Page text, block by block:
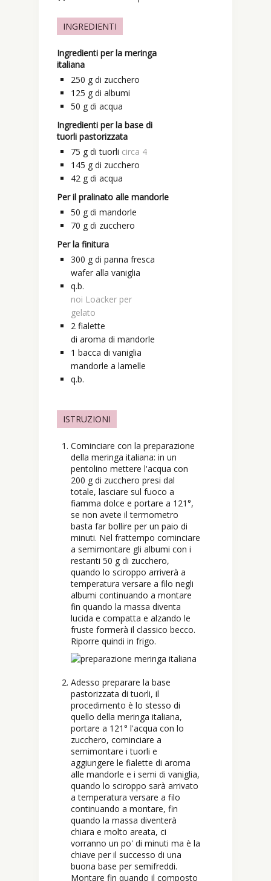
INGREDIENTI
Ingredienti per la meringa
italiana
250 g di zucchero
125 g di albumi
50 g di acqua
Ingredienti per la base di
tuorli pastorizzata
75 g di tuorli circa 4
145 g di zucchero
42 g di acqua
Per il pralinato alle mandorle
50 g di mandorle
70 g di zucchero
Per la finitura
300 g di panna fresca
wafer alla vaniglia
q.b.
noi Loacker per
gelato
2 fialette
di aroma di mandorle
1 bacca di vaniglia
mandorle a lamelle
q.b.
ISTRUZIONI
Cominciare con la preparazione
della meringa italiana: in un
pentolino mettere l'acqua con
200 g di zucchero presi dal
totale, lasciare sul fuoco a
fiamma dolce e portare a 121°,
se non avete il termometro
basta far bollire per un paio di
minuti. Nel frattempo cominciare
a semimontare gli albumi con i
restanti 50 g di zucchero,
quando lo sciroppo arriverà a
temperatura versare a filo negli
albumi continuando a montare
fin quando la massa diventa
lucida e compatta e alzando le
fruste formerà il classico becco.
Riporre quindi in frigo.
Adesso preparare la base
pastorizzata di tuorli, il
procedimento è lo stesso di
quello della meringa italiana,
portare a 121° l'acqua con lo
zucchero, cominciare a
semimontare i tuorli e
aggiungere le fialette di aroma
alle mandorle e i semi di vaniglia,
quando lo sciroppo sarà arrivato
a temperatura versare a filo
continuando a montare, fin
quando la massa diventerà
chiara e molto areata, ci
vorranno un po' di minuti ma è la
chiave per il successo di una
buona base per semifreddi.
Montare fin quando il composto